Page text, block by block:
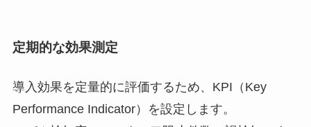
定期的な効果測定
導入効果を定量的に評価するため、KPI（Key
Performance Indicator）を設定します。